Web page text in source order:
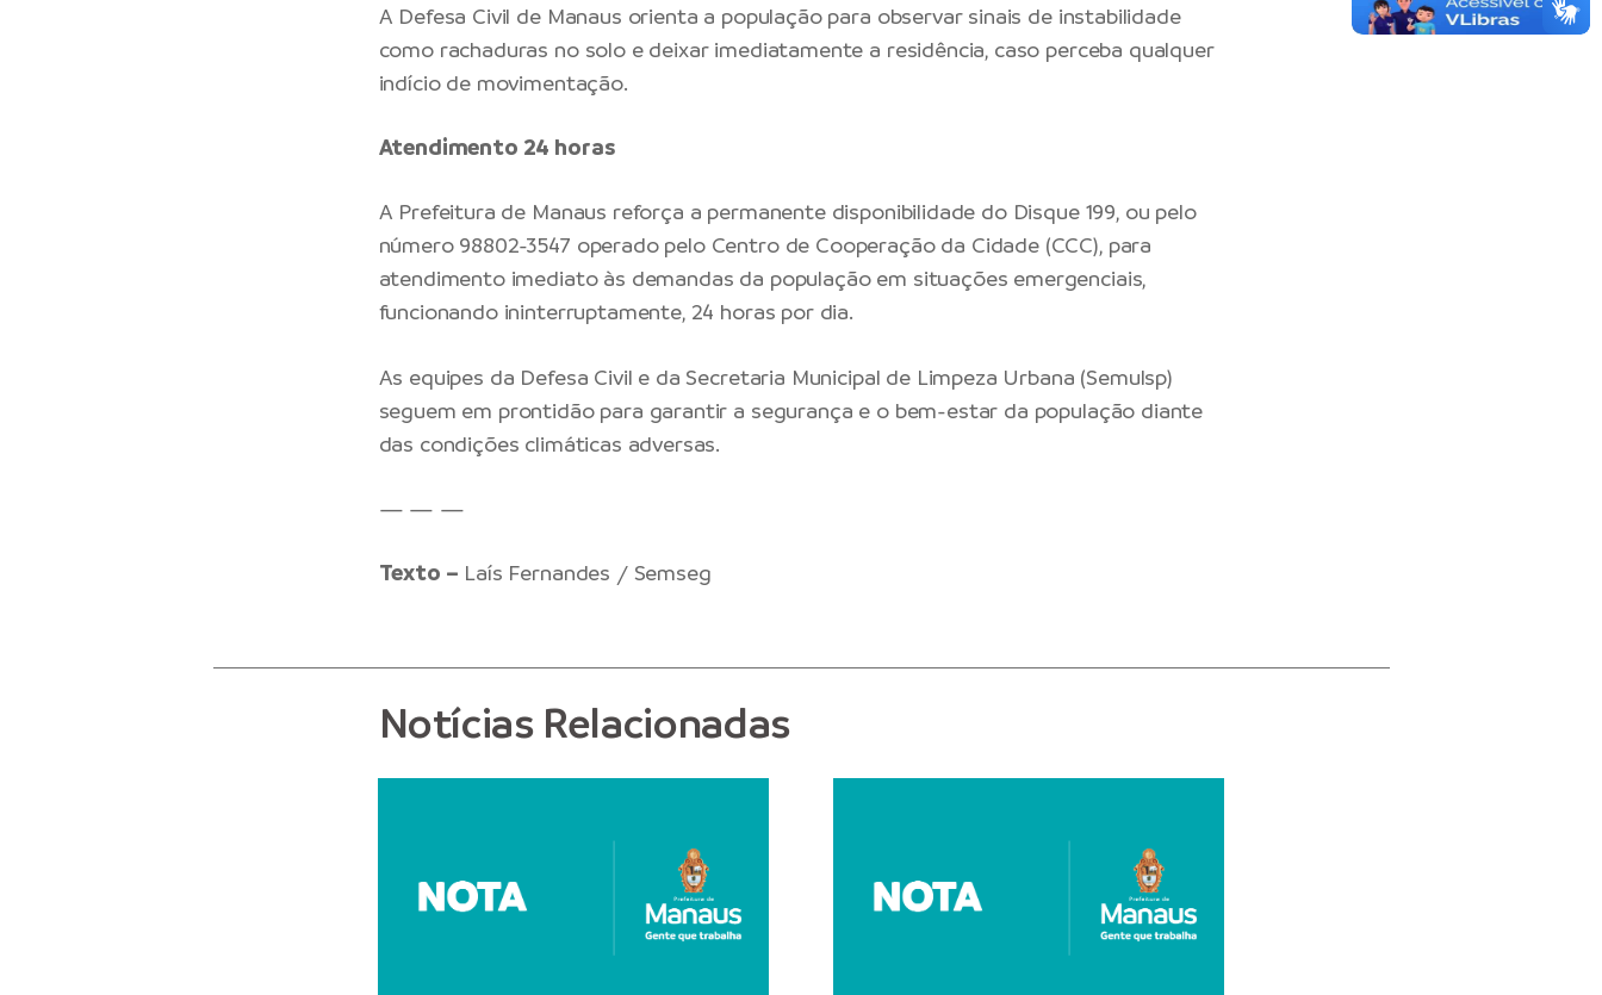
A Defesa Civil de Manaus orienta a população para observar sinais de instabilidade
como rachaduras no solo e deixar imediatamente a residência, caso perceba qualquer
indício de movimentação.
Atendimento 24 horas
A Prefeitura de Manaus reforça a permanente disponibilidade do Disque 199, ou pelo
número 98802-3547 operado pelo Centro de Cooperação da Cidade (CCC), para
atendimento imediato às demandas da população em situações emergenciais,
funcionando ininterruptamente, 24 horas por dia.
As equipes da Defesa Civil e da Secretaria Municipal de Limpeza Urbana (Semulsp)
seguem em prontidão para garantir a segurança e o bem-estar da população diante
das condições climáticas adversas.
— — —
Texto – Laís Fernandes / Semseg
Notícias Relacionadas